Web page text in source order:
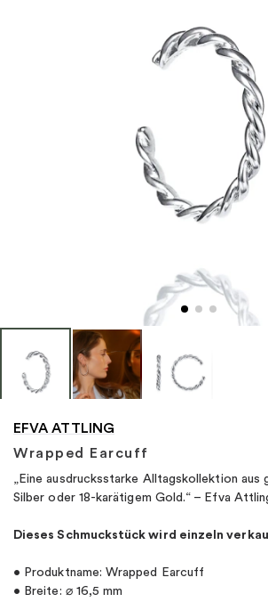
EFVA ATTLING
Wrapped Earcuff
„Eine ausdrucksstarke Alltagskollektion aus
Silber oder 18-karätigem Gold.“ – Efva
Dieses Schmuckstück wird einzeln
• Produktname: Wrapped Earcuff
• Breite: ⌀ 16,5 mm